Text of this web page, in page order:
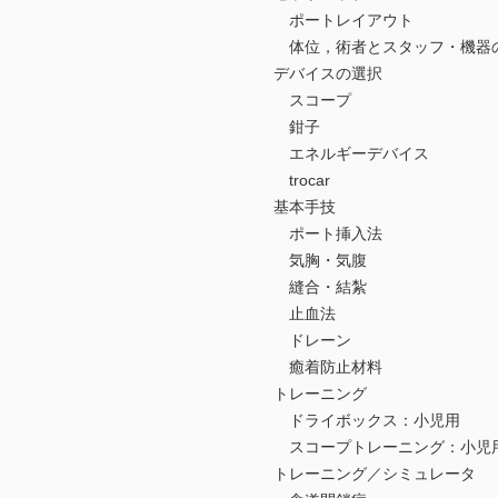
ポートレイアウト
体位，術者とスタッフ・機器
デバイスの選択
スコープ
鉗子
エネルギーデバイス
trocar
基本手技
ポート挿入法
気胸・気腹
縫合・結紮
止血法
ドレーン
癒着防止材料
トレーニング
ドライボックス：小児用
スコープトレーニング：小児
トレーニング／シミュレータ